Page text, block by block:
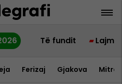
Të fundit Lajme
Ferizaj Gjakova